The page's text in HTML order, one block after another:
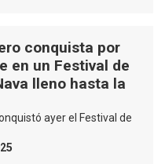
conquista por
en un Festival de
lleno hasta la
ayer el Festival de